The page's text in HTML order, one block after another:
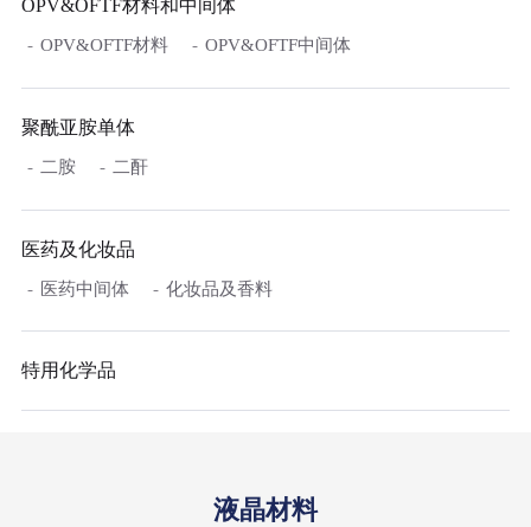
OPV&OFTF材料和中间体
OPV&OFTF材料 OPV&OFTF中间体
聚酰亚胺单体
二胺 二酐
医药及化妆品
医药中间体 化妆品及香料
特用化学品
液晶材料